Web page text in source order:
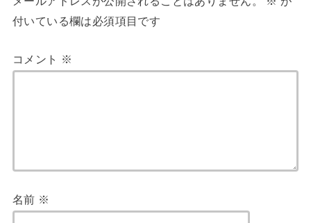
付いている欄は必須項目です
コメント ※
名前 ※